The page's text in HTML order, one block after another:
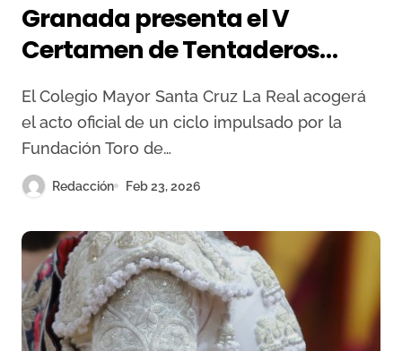
Granada presenta el V
Certamen de Tentaderos
para novilleros sin picadores
El Colegio Mayor Santa Cruz La Real acogerá
el acto oficial de un ciclo impulsado por la
Fundación Toro de…
Redacción Feb 23, 2026